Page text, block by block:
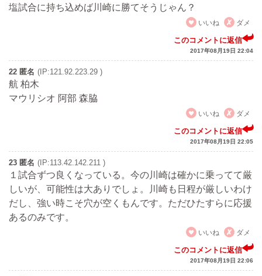
塩試合に持ち込めば川崎に勝てそうじゃん？
いいね
ダメ
このコメントに返信
2017年08月19日 22:04
22 匿名 (IP:121.92.223.29 )
航 柏木
マウリシオ 阿部 森脇
いいね
ダメ
このコメントに返信
2017年08月19日 22:05
23 匿名 (IP:113.42.142.211 )
１試合ずつ良くなっている。今の川崎は確かに乗ってて厳
しいが、可能性は大ありでしょ。川崎も日程が厳しいわけ
だし、強い時こそ穴が空くもんです。ただひたすらに応援
あるのみです。
いいね
ダメ
このコメントに返信
2017年08月19日 22:06